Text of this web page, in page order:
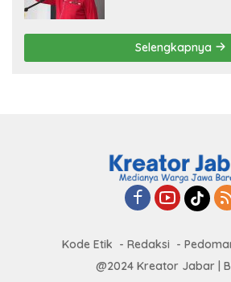
Selengkapnya
Kode Etik Redaksi
@2024 Kreator Jabar |